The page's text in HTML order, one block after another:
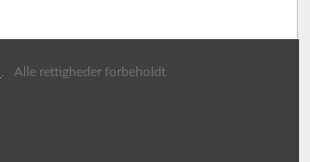
. Alle rettigheder forbeholdt